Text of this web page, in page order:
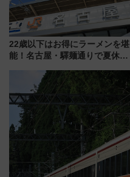
22歳以下はお得にラーメンを堪
能！名古屋・驛麺通りで夏休み
よりスタート